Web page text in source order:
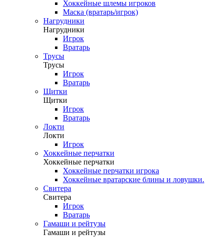
Хоккейные шлемы игроков
Маска (вратарь/игрок)
Нагрудники
Нагрудники
Игрок
Вратарь
Трусы
Трусы
Игрок
Вратарь
Щитки
Щитки
Игрок
Вратарь
Локти
Локти
Игрок
Хоккейные перчатки
Хоккейные перчатки
Хоккейные перчатки игрока
Хоккейные вратарские блины и ловушки.
Свитера
Свитера
Игрок
Вратарь
Гамаши и рейтузы
Гамаши и рейтузы